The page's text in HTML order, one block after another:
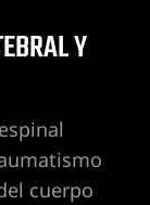
Y
cuerpo